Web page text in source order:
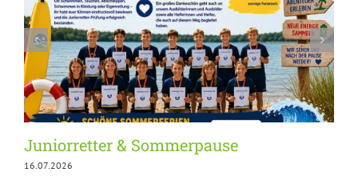
Juniorretter & Sommerpause
16.07.2026